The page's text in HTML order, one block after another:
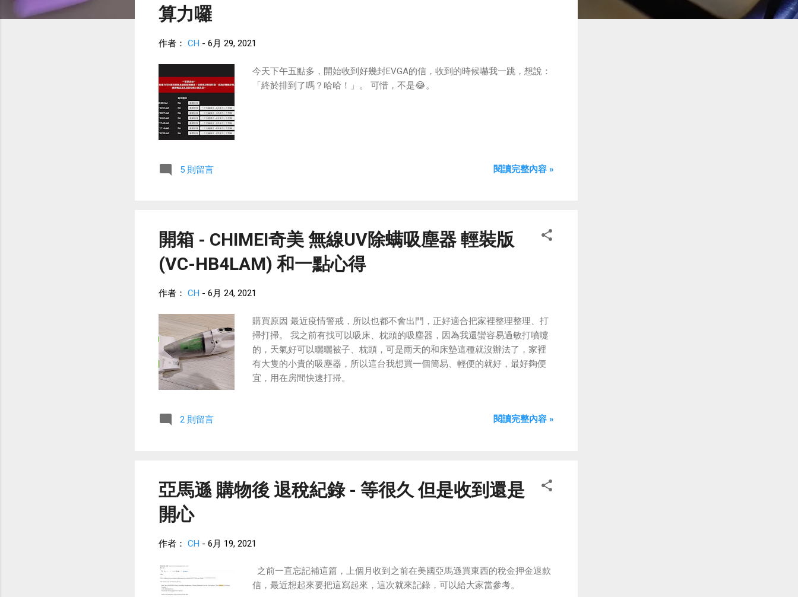
算力囉
作者： CH - 6月 29, 2021
今天下午五點多，開始收到好幾封EVGA的信，收到的時候嚇我一跳，想說：
「終於排到了嗎？哈哈！」。 可惜，不是😂。
5 則留言 閱讀完整內容 »
開箱 - CHIMEI奇美 無線UV除螨吸塵器 輕裝版
(VC-HB4LAM) 和一點心得
作者： CH - 6月 24, 2021
購買原因 最近疫情警戒，所以也都不會出門，正好適合把家裡整理整理、打
掃打掃。 我之前有找可以吸床、枕頭的吸塵器，因為我還蠻容易過敏打噴嚏
的，天氣好可以曬曬被子、枕頭，可是雨天的和床墊這種就沒辦法了，家裡
有大隻的小貴的吸塵器，所以這台我想買一個簡易、輕便的就好，最好夠便
宜，用在房間快速打掃。
2 則留言 閱讀完整內容 »
亞馬遜 購物後 退稅紀錄 - 等很久 但是收到還是
開心
作者： CH - 6月 19, 2021
之前一直忘記補這篇，上個月收到之前在美國亞馬遜買東西的稅金押金退款
信，最近想起來要把這寫起來，這次就來記錄，可以給大家當參考。